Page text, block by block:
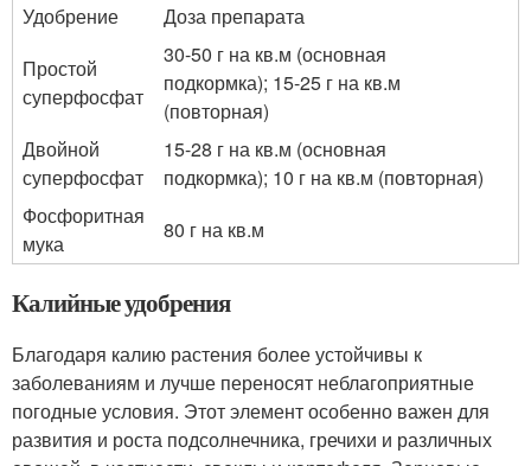
Удобрение
Доза препарата
Простой
суперфосфат
30-50 г на кв.м (основная
подкормка); 15-25 г на кв.м
(повторная)
Двойной
суперфосфат
15-28 г на кв.м (основная
подкормка); 10 г на кв.м (повторная)
Фосфоритная
мука
80 г на кв.м
Калийные удобрения
Благодаря калию растения более устойчивы к
заболеваниям и лучше переносят неблагоприятные
погодные условия. Этот элемент особенно важен для
развития и роста подсолнечника, гречихи и различных